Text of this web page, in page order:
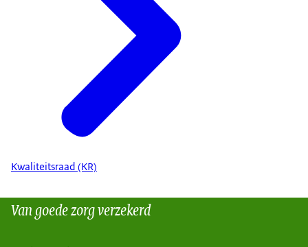
Kwaliteitsraad (KR)
Van goede zorg verzekerd